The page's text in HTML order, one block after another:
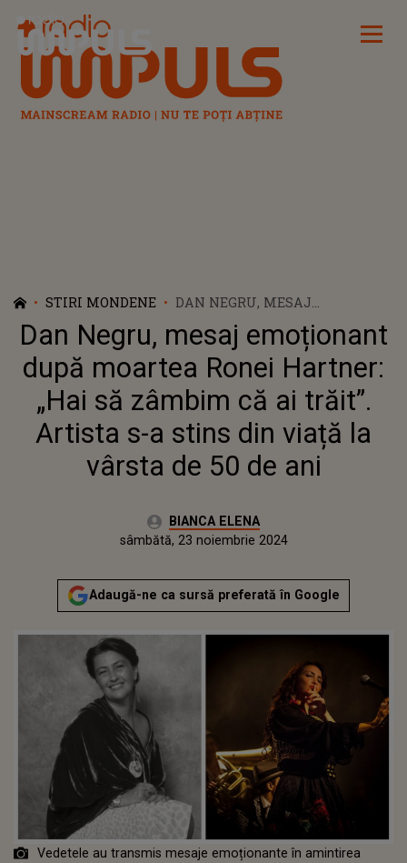
Radio Impuls
STIRI MONDENE
DAN NEGRU, MESAJ
EMOȚIONANT DUPĂ MOARTEA
RONEI HARTNER: „HAI SĂ
ZÂMBIM CĂ AI TRĂIT”. ARTISTA
S-A STINS DIN VIAȚĂ LA
VÂRSTA DE 50 DE ANI
Dan Negru, mesaj emoționant
după moartea Ronei Hartner:
„Hai să zâmbim că ai trăit”.
Artista s-a stins din viață la
vârsta de 50 de ani
Autor:BIANCA ELENA
joi, 23 noiembrie 2023Actualizat:
sâmbătă, 23 noiembrie 2024
Adaugă-ne ca sursă preferată în Google
Vedetele au transmis mesaje emoționante în amintirea